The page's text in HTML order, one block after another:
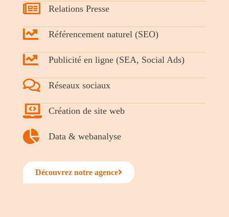
Relations Presse
Référencement naturel (SEO)
Publicité en ligne (SEA, Social Ads)
Réseaux sociaux
Création de site web
Data & webanalyse
Découvrez notre agence